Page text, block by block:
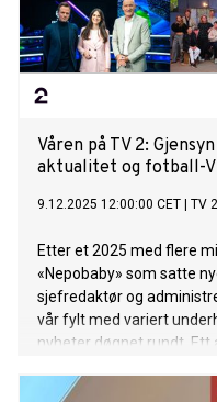
Våren på TV 2:
aktualitet og fotball-
9.12.2025 12:00:00 CET TV 2
Etter et 2025 med flere
«Nepobaby» som satte
sjefredaktør og
vår fylt med variert
nyheter døgnet rundt. Ett
kjendissesong – der